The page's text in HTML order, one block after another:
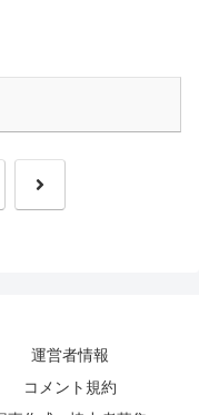
次
運営者情報
コメント規約